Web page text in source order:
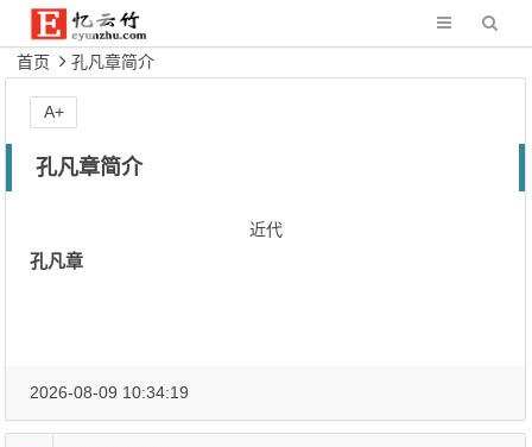
首页 孔凡章简介
孔凡章简介
近代
孔凡章
A+
2026-08-09 10:34:19